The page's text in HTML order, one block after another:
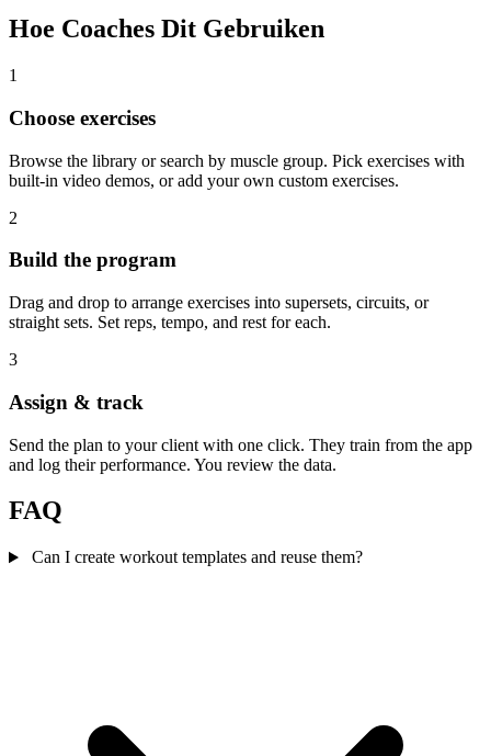
Hoe Coaches Dit Gebruiken
1
Choose exercises
Browse the library or search by muscle group. Pick exercises with
built-in video demos, or add your own custom exercises.
2
Build the program
Drag and drop to arrange exercises into supersets, circuits, or
straight sets. Set reps, tempo, and rest for each.
3
Assign & track
Send the plan to your client with one click. They train from the app
and log their performance. You review the data.
FAQ
Can I create workout templates and reuse them?